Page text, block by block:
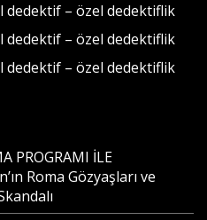
dedektif – özel dedektiflik
dedektif – özel dedektiflik
dedektif – özel dedektiflik
PROGRAMI İLE
Roma Gözyaşları ve